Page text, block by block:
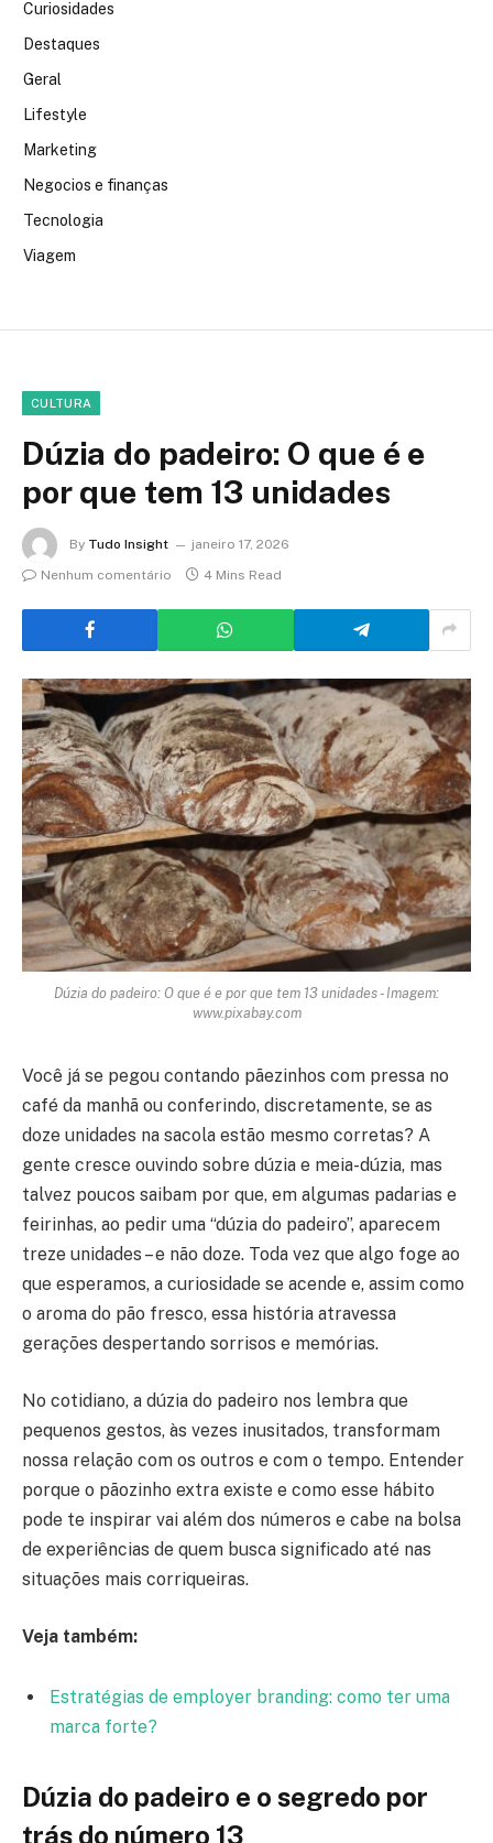
Curiosidades
Destaques
Geral
Lifestyle
Marketing
Negocios e finanças
Tecnologia
Viagem
CULTURA
Dúzia do padeiro: O que é e
por que tem 13 unidades
By Tudo Insight
janeiro 17, 2026
Nenhum comentário
4 Mins Read
Dúzia do padeiro: O que é e por que tem 13 unidades - Imagem:
www.pixabay.com
Você já se pegou contando pãezinhos com pressa no
café da manhã ou conferindo, discretamente, se as
doze unidades na sacola estão mesmo corretas? A
gente cresce ouvindo sobre dúzia e meia-dúzia, mas
talvez poucos saibam por que, em algumas padarias e
feirinhas, ao pedir uma “dúzia do padeiro”, aparecem
treze unidades – e não doze. Toda vez que algo foge ao
que esperamos, a curiosidade se acende e, assim como
o aroma do pão fresco, essa história atravessa
gerações despertando sorrisos e memórias.
No cotidiano, a dúzia do padeiro nos lembra que
pequenos gestos, às vezes inusitados, transformam
nossa relação com os outros e com o tempo. Entender
porque o pãozinho extra existe e como esse hábito
pode te inspirar vai além dos números e cabe na bolsa
de experiências de quem busca significado até nas
situações mais corriqueiras.
Veja também:
Estratégias de employer branding: como ter uma
marca forte?
Dúzia do padeiro e o segredo por
trás do número 13